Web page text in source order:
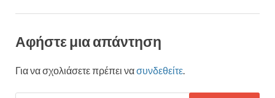
Αφήστε μια απάντηση
Για να σχολιάσετε πρέπει νασυνδεθείτε.